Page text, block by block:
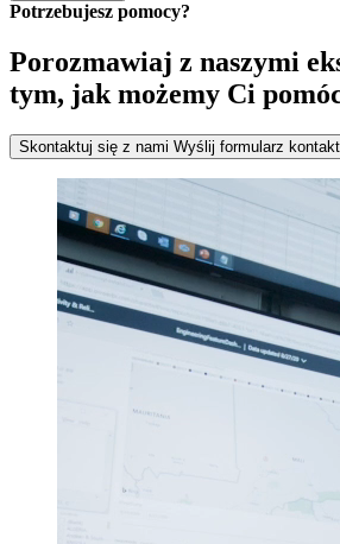
Potrzebujesz pomocy?
Porozmawiaj z naszymi
tym, jak możemy Ci
Skontaktuj się z nami Wyślij formularz